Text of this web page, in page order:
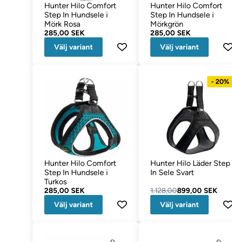
Hunter Hilo Comfort
Step In Hundsele i
Mörk Rosa
285,00 SEK
Välj variant
Hunter Hilo Comfort
Step In Hundsele i
Mörkgrön
285,00 SEK
Välj variant
Hunter Hilo Comfort
Step In Hundsele i
Turkos
285,00 SEK
Välj variant
- 20%
Hunter Hilo Läder Step
In Sele Svart
1.128,00899,00 SEK
Välj variant